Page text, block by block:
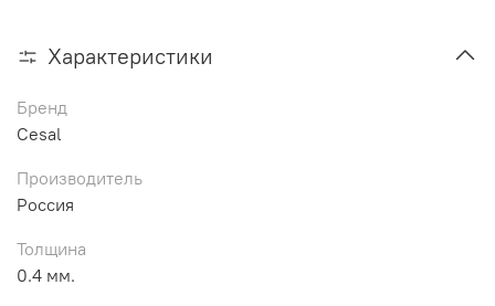
Характеристики
Бренд
Cesal
Производитель
Россия
Толщина
0.4 мм.